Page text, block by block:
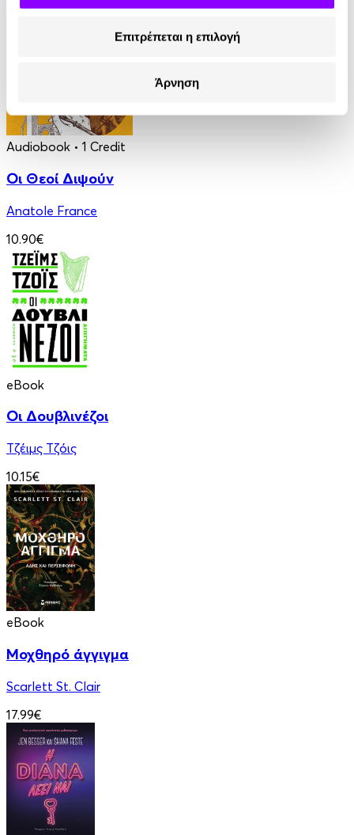
Επιτρέπεται η επιλογή
Άρνηση
Audiobook • 1 Credit
Οι Θεοί Διψούν
Anatole France
10.90€
eBook
Οι Δουβλινέζοι
Τζέιμς Τζόις
10.15€
eBook
Μοχθηρό άγγιγμα
Scarlett St. Clair
17.99€